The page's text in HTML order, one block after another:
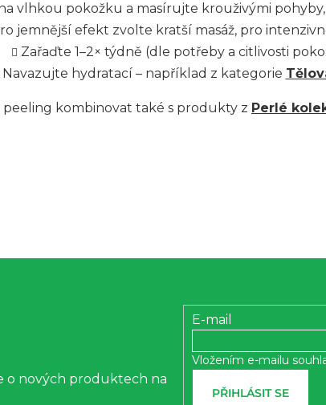
c
í
p
r
p
s
u
vlhkou pokožku a masírujte krouživými
jemnější efekt zvolte kratší masáž, pro
Zařaďte 1–2× týdně (dle potřeby a citlivosti
Navazujte hydratací – například z kategorie
kombinovat také s produkty z Perlé
o nových produktech na
E-mail
Vložením e-mailu
PŘIHLÁSIT SE